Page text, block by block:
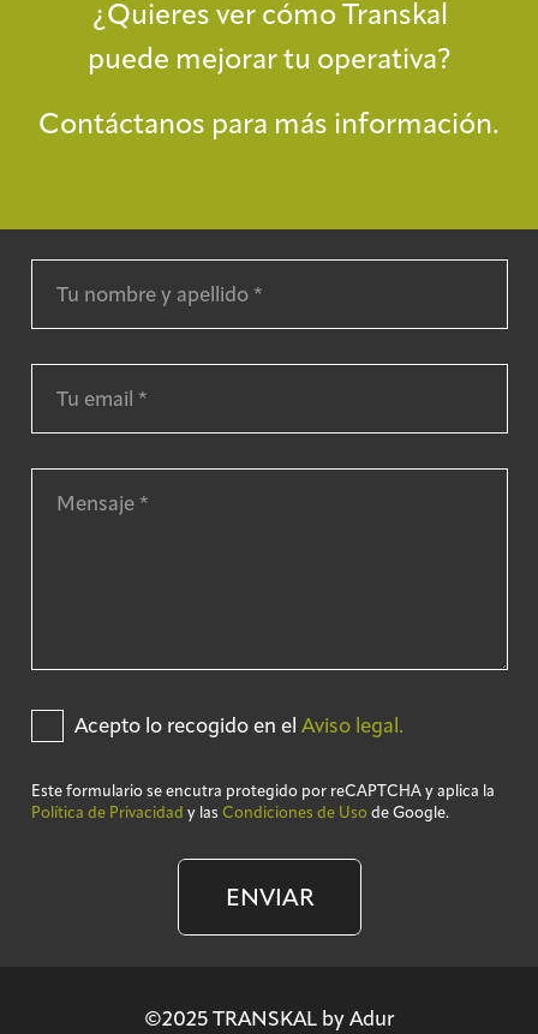
¿Quieres ver cómo Transkal
puede mejorar tu operativa?
Contáctanos para más información.
Acepto lo recogido en el Aviso legal.
Este formulario se encutra protegido por reCAPTCHA y aplica la
Política de Privacidad y las Condiciones de Uso de Google.
ENVIAR
©2025 TRANSKAL by Adur